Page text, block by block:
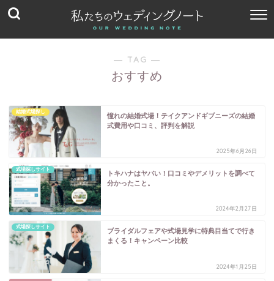
― TAG ―
おすすめ
結婚式場探し
憧れの結婚式場！テイクアンドギブニーズの結婚
式費用や口コミ、評判を解説
2025年6月26日
式場探しサイト
トキハナはヤバい！口コミやデメリットを調べて
分かったこと。
2024年2月27日
式場探しサイト
ブライダルフェアや式場見学に特典目当てで行き
まくる！キャンペーン比較
2024年1月25日